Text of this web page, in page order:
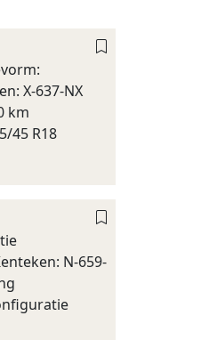
X-637-NX
km
45 R18
N-659-